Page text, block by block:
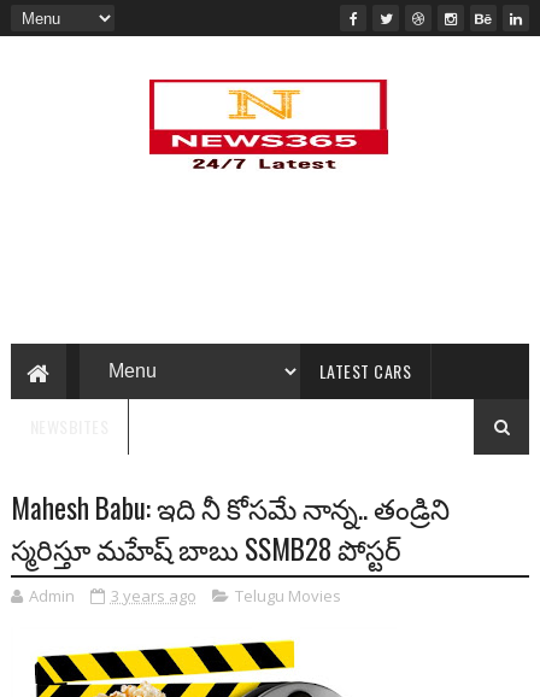
LATEST CARS
Mahesh Babu: ఇది నీ కోసమే నాన్న.. తండ్రిని
స్మరిస్తూ మహేష్ బాబు SSMB28 పోస్టర్
Admin 3 years ago Telugu Movies